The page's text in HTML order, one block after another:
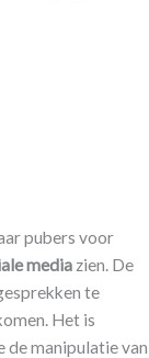
pubers voor
media zien. De
te
Het is
de manipulatie van